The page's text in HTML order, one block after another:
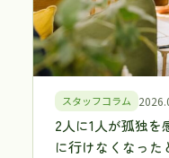
スタッフコラム
2人に1人が孤独
に行けなくなった